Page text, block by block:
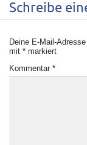
Schreibe
Deine E-Mail-
mit * markiert
Kommentar *